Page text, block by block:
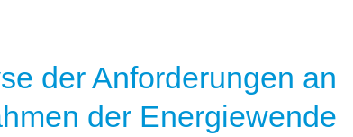
der Anforderungen an
der Energiewende